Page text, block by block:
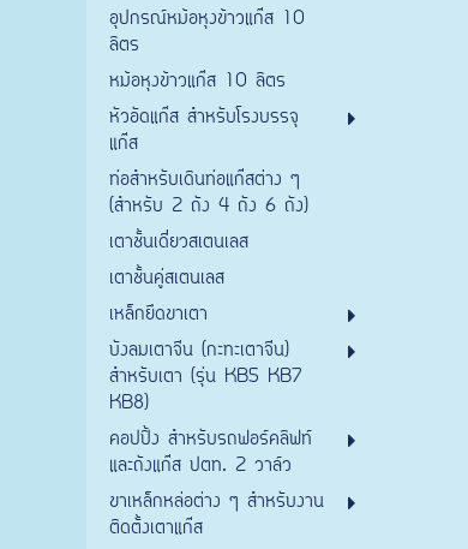
อุปกรณ์หม้อหุงข้าวแก๊ส 10
ลิตร
หม้อหุงข้าวแก๊ส 10 ลิตร
หัวอัดแก๊ส สำหรับโรงบรรจุ
แก๊ส
ท่อสำหรับเดินท่อแก๊สต่าง ๆ
(สำหรับ 2 ถัง 4 ถัง 6 ถัง)
เตาชั้นเดี่ยวสเตนเลส
เตาชั้นคู่สเตนเลส
เหล็กยึดขาเตา
บังลมเตาจีน (กะทะเตาจีน)
สำหรับเตา (รุ่น KB5 KB7
KB8)
คอปปิ้ง สำหรับรถฟอร์คลิฟท์
และถังแก๊ส ปตท. 2 วาล์ว
ขาเหล็กหล่อต่าง ๆ สำหรับงาน
ติดตั้งเตาแก๊ส